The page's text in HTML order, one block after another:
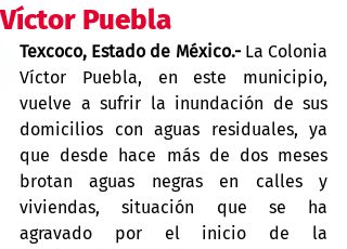
Víctor Puebla
Texcoco, Estado de México.- La Colonia
Víctor Puebla, en este municipio,
vuelve a sufrir la inundación de sus
domicilios con aguas residuales, ya
que desde hace más de dos meses
brotan aguas negras en calles y
viviendas, situación que se ha
agravado por el inicio de la